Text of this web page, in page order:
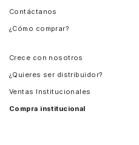
Contáctanos
¿Cómo comprar?
Crece con nosotros
¿Quieres ser distribuidor?
Ventas Institucionales
Compra institucional